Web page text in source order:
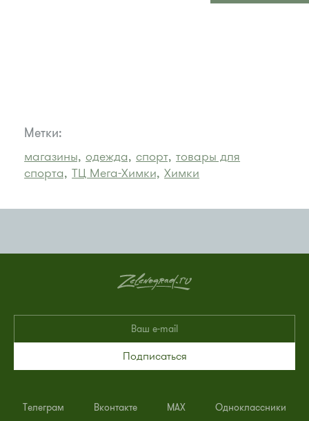
Метки:
магазины, одежда, спорт, товары для
спорта, ТЦ Мега-Химки, Химки
Подписаться
Телеграм Вконтакте MAX Одноклассники